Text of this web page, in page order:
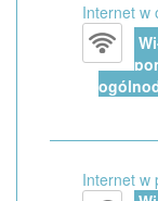
Internet w
Internet w